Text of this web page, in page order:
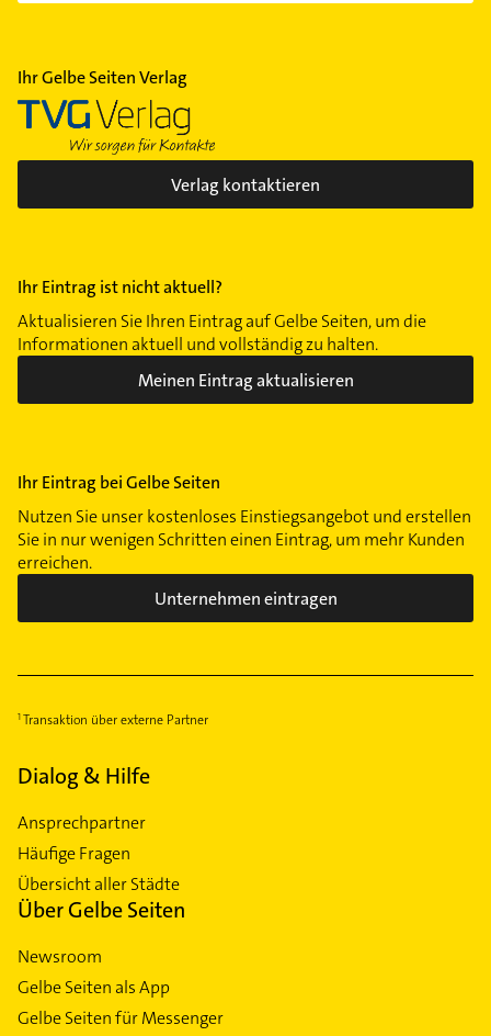
Ihr Gelbe Seiten Verlag
Verlag kontaktieren
Ihr Eintrag ist nicht aktuell?
Aktualisieren Sie Ihren Eintrag auf Gelbe Seiten, um die
Informationen aktuell und vollständig zu halten.
Meinen Eintrag aktualisieren
Ihr Eintrag bei Gelbe Seiten
Nutzen Sie unser kostenloses Einstiegsangebot und erstellen
Sie in nur wenigen Schritten einen Eintrag, um mehr Kunden
erreichen.
Unternehmen eintragen
Transaktion über externe Partner
Dialog & Hilfe
Ansprechpartner
Häufige Fragen
Übersicht aller Städte
Über Gelbe Seiten
Newsroom
Gelbe Seiten als App
Gelbe Seiten für Messenger